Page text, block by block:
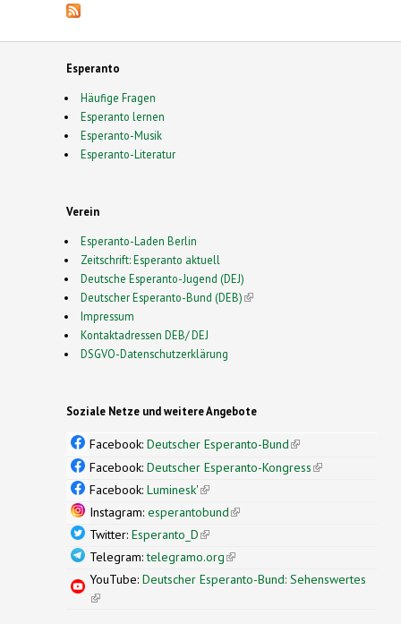
Esperanto
Häufige Fragen
Esperanto lernen
Esperanto-Musik
Esperanto-Literatur
Verein
Esperanto-Laden Berlin
Zeitschrift: Esperanto aktuell
Deutsche Esperanto-Jugend (DEJ)
Deutscher Esperanto-Bund (DEB)(link is external)
Impressum
Kontaktadressen DEB/ DEJ
DSGVO-Datenschutzerklärung
Soziale Netze und weitere Angebote
Facebook: Deutscher Esperanto-Bund(link is
external)
Facebook: Deutscher Esperanto-Kongress(link is
Facebook: Luminesk'(link is external)
Instagram: esperantobund(link is external)
Twitter: Esperanto_D(link is external)
Telegram:telegramo.org(link is external)
YouTube: Deutscher Esperanto-Bund: Sehenswertes
(link is external)